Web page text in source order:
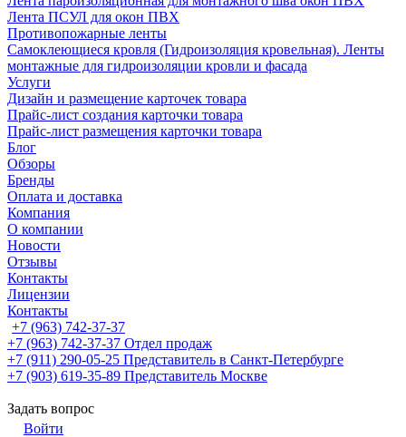
Лента ПСУЛ для окон ПВХ
Противопожарные ленты
Самоклеющиеся кровля (Гидроизоляция кровельная). Ленты
монтажные для гидроизоляции кровли и фасада
Услуги
Дизайн и размещение карточек товара
Прайс-лист создания карточки товара
Прайс-лист размещения карточки товара
Блог
Обзоры
Бренды
Оплата и доставка
Компания
О компании
Новости
Отзывы
Контакты
Лицензии
Контакты
+7 (963) 742-37-37
+7 (963) 742-37-37 Отдел продаж
+7 (911) 290-05-25 Представитель в Санкт-Петербурге
+7 (903) 619-35-89 Представитель Москве
Задать вопрос
Войти